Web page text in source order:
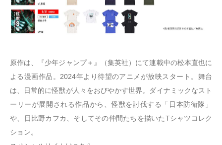
原作は、『少年ジャンプ＋』（集英社）にて連載中の松本直也に
よる漫画作品。2024年より待望のアニメが放映スタート。舞台
は、日常的に怪獣が人々をおびやかす世界。ダイナミックなスト
ーリーが展開される作品から、怪獣を討伐する「日本防衛隊」
や、日比野カフカ、そしてその仲間たちを描いたTシャツコレク
ション。